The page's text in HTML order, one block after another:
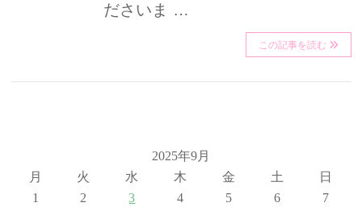
ださいま …
この記事を読む
2025年9月
月
火 水 木 金 土
日
1
2 3 4 5 6
7